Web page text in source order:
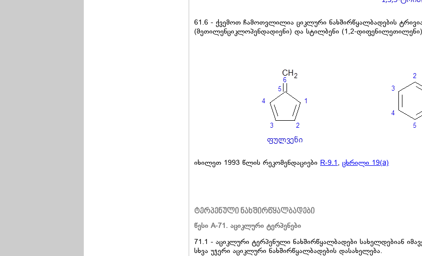
61.6 - ქვემოთ ჩამოთვლილია ციკლური ნახშირწყალბადების
(მეთილენციკლოპენდადიენი) და სტილბენი (1,2-
იხილეთ 1993 წლის რეკომენდაციები R-9.1, ცხრილი 19(a)
ტერპენული ნახშირწყალბადები
წესი A-71. აციკლური ტერპენები
71.1 - აციკლური ტერპენული ნახშირწყალბადები სახელდებიან
სხვა უჯერი აციკლური ნახშირწყალბადების დასახელება.